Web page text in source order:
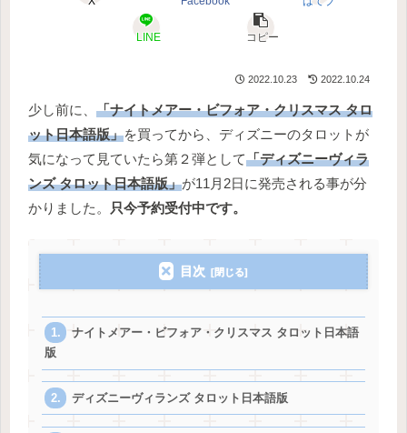
LINE コピー
2022.10.23 2022.10.24
少し前に、 「ナイトメアー・ビフォア・クリスマス タロ
ット日本語版」を買ってから、ディズニーのタロットが
気になって見ていたら第２弾として「ディズニーヴィラ
ンズ タロット日本語版」が11月2日に発売される事が分
かりました。
只今予約受付中です。
目次
ナイトメアー・ビフォア・クリスマス タロット日本語
版
ディズニーヴィランズ タロット日本語版